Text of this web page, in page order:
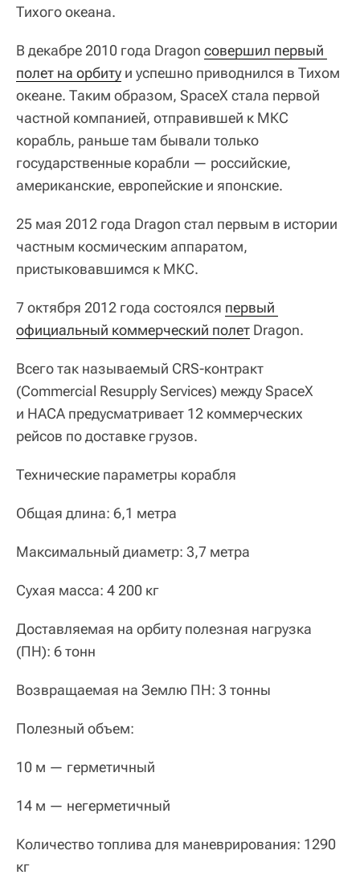
Тихого океана.
В декабре 2010 года Dragon совершил первый
полет на орбиту и успешно приводнился в Тихом
океане. Таким образом, SpaceX стала первой
частной компанией, отправившей к МКС
корабль, раньше там бывали только
государственные корабли — российские,
американские, европейские и японские.
25 мая 2012 года Dragon стал первым в истории
частным космическим аппаратом,
пристыковавшимся к МКС.
7 октября 2012 года состоялся первый
официальный коммерческий полет Dragon.
Всего так называемый CRS-контракт
(Commercial Resupply Services) между SpaceX
и НАСА предусматривает 12 коммерческих
рейсов по доставке грузов.
Технические параметры корабля
Общая длина: 6,1 метра
Максимальный диаметр: 3,7 метра
Сухая масса: 4 200 кг
Доставляемая на орбиту полезная нагрузка
(ПН): 6 тонн
Возвращаемая на Землю ПН: 3 тонны
Полезный объем:
10 м — герметичный
14 м — негерметичный
Количество топлива для маневрирования: 1290
кг